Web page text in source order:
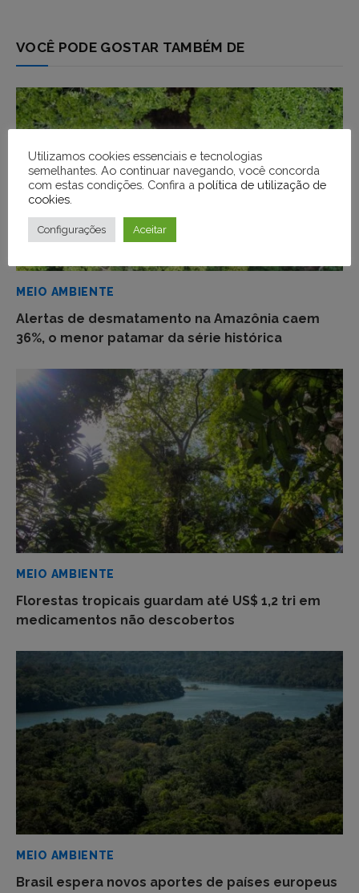
VOCÊ PODE GOSTAR TAMBÉM DE
MEIO AMBIENTE
Alertas de desmatamento na Amazônia caem
36%, o menor patamar da série histórica
MEIO AMBIENTE
Florestas tropicais guardam até US$ 1,2 tri em
medicamentos não descobertos
MEIO AMBIENTE
Brasil espera novos aportes de países europeus
Utilizamos cookies essenciais e tecnologias
semelhantes. Ao continuar navegando, você concorda
com estas condições. Confira a política de utilização de
cookies
Configurações Aceitar